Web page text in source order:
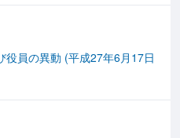
役員の異動 (平成27年6月17日